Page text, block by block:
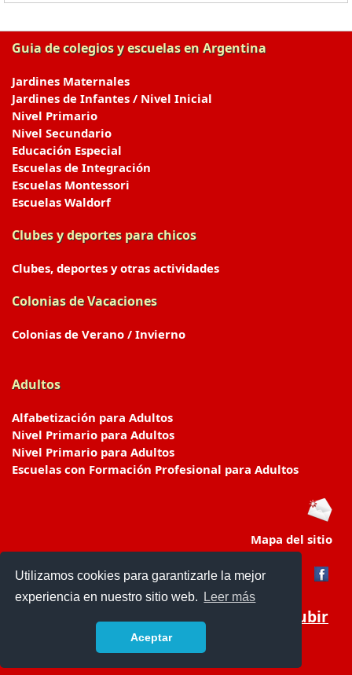
Utilizamos cookies para garantizarle la mejor
experiencia en nuestro sitio web.
Leer más
Aceptar
Guia de colegios y escuelas en Argentina
Jardines Maternales
Jardines de Infantes / Nivel Inicial
Nivel Primario
Nivel Secundario
Educación Especial
Escuelas de Integración
Escuelas Montessori
Escuelas Waldorf
Clubes y deportes para chicos
Clubes, deportes y otras actividades
Colonias de Vacaciones
Colonias de Verano / Invierno
Adultos
Alfabetización para Adultos
Nivel Primario para Adultos
Nivel Primario para Adultos
Escuelas con Formación Profesional para Adultos
Mapa del sitio
Subir